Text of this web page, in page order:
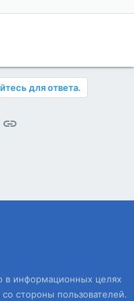
для ответа.
почта
Ссылка
в информационных целях
стороны пользователей.